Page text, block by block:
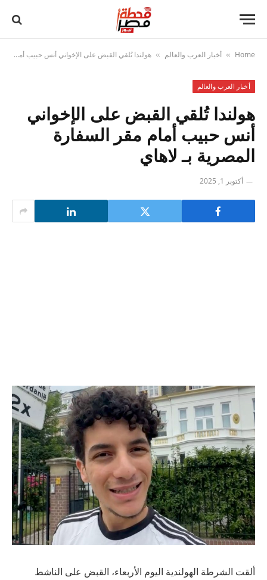
Home
» أخبار العرب والعالم » هولندا تُلقي القبض على الإخواني أنس حبيب أمام مقر السفارة المصرية بـ لاهاي
أخبار العرب والعالم
هولندا تُلقي القبض على الإخواني
أنس حبيب أمام مقر السفارة
المصرية بـ لاهاي
أكتوبر 1, 2025
ألقت الشرطة الهولندية اليوم الأربعاء، القبض على الناشط